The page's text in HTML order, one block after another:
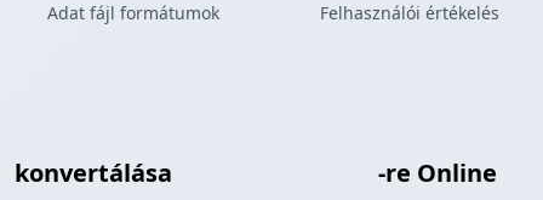
konvertálása
-re Online
Adat fájl formátumok Felhasználói értékelés